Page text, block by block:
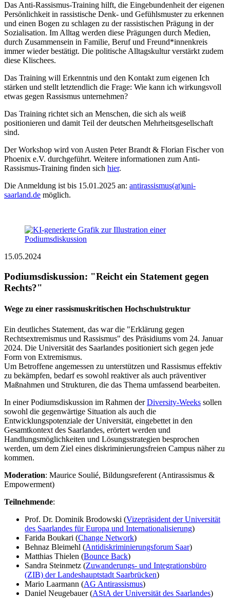
Das Anti-Rassismus-Training hilft, die Eingebundenheit der eigenen
Persönlichkeit in rassistische Denk- und Gefühlsmuster zu erkennen
und einen Bogen zu schlagen zu der rassistischen Prägung in der
Sozialisation. Im Alltag werden diese Prägungen durch Medien,
durch Zusammensein in Familie, Beruf und Freund*innenkreis
immer wieder bestätigt. Die politische Alltagskultur verstärkt zudem
diese Klischees.
Das Training will Erkenntnis und den Kontakt zum eigenen Ich
stärken und stellt letztendlich die Frage: Wie kann ich wirkungsvoll
etwas gegen Rassismus unternehmen?
Das Training richtet sich an Menschen, die sich als weiß
positionieren und damit Teil der deutschen Mehrheitsgesellschaft
sind.
Der Workshop wird von Austen Peter Brandt & Florian Fischer von
Phoenix e.V. durchgeführt. Weitere informationen zum Anti-
Rassismus-Training finden sich hier.
Die Anmeldung ist bis 15.01.2025 an: antirassismus(at)uni-
saarland.de möglich.
15.05.2024
Podiumsdiskussion: "Reicht ein Statement gegen
Rechts?"
Wege zu einer rassismuskritischen Hochschulstruktur
Ein deutliches Statement, das war die "Erklärung gegen
Rechtsextremismus und Rassismus" des Präsidiums vom 24. Januar
2024. Die Universität des Saarlandes positioniert sich gegen jede
Form von Extremismus.
Um Betroffene angemessen zu unterstützen und Rassismus effektiv
zu bekämpfen, bedarf es sowohl reaktiver als auch präventiver
Maßnahmen und Strukturen, die das Thema umfassend bearbeiten.
In einer Podiumsdiskussion im Rahmen derDiversity-Weeks sollen
sowohl die gegenwärtige Situation als auch die
Entwicklungspotenziale der Universität, eingebettet in den
Gesamtkontext des Saarlandes, erörtert werden und
Handlungsmöglichkeiten und Lösungsstrategien besprochen
werden, um dem Ziel eines diskriminierungsfreien Campus näher zu
kommen.
Moderation: Maurice Soulié, Bildungsreferent (Antirassismus &
Empowerment)
Teilnehmende:
Prof. Dr. Dominik Brodowski (Vizepräsident der Universität
des Saarlandes für Europa und Internationalisierung)
Farida Boukari (Change Network)
Behnaz Bleimehl (Antidiskriminierungsforum Saar)
Matthias Thielen (Bounce Back)
Sandra Steinmetz (Zuwanderungs- und Integrationsbüro
(ZIB) der Landeshauptstadt Saarbrücken)
Mario Laarmann (AG Antirassismus)
Daniel Neugebauer (AStA der Universität des Saarlandes)